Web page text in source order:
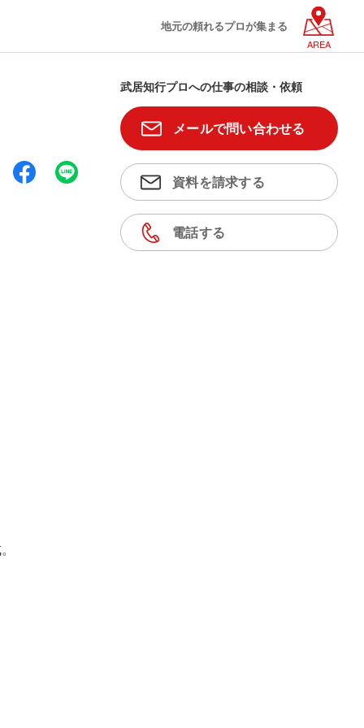
地元の頼れるプロが集まる
AREA
武居知行プロへの仕事の相談・依頼
メールで問い合わせる
資料を請求する
電話する